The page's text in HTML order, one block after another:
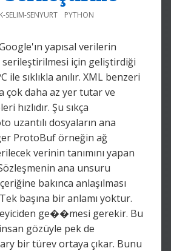
SELIM-SENYURT PYTHON
yapısal verilerin
için geliştirdiği
ile sıklıkla anılır. XML benzeri
çok daha az yer tutar ve
hızlıdır. Şu sıkça
uzantılı dosyaların ana
ProtoBuf örneğin ağ
verinin tanımını yapan
ana unsuru
bakınca anlaşılması
başına bir anlamı yoktur.
ge��mesi gerekir. Bu
gözüyle pek de
bir türev ortaya çıkar. Bunu